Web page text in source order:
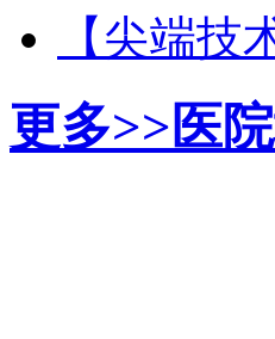
【尖端技
更多>>医